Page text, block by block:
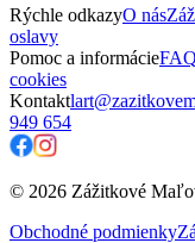
Rýchle odkazyO nás
oslavy
Pomoc a informácieFAQ
cookies
Kontakt
949 654
© 2026 Zážitkové
Obchodné podmienky